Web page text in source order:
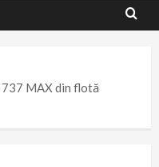
MAX din flotă